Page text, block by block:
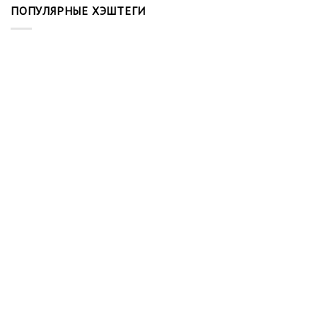
ПОПУЛЯРНЫЕ ХЭШТЕГИ